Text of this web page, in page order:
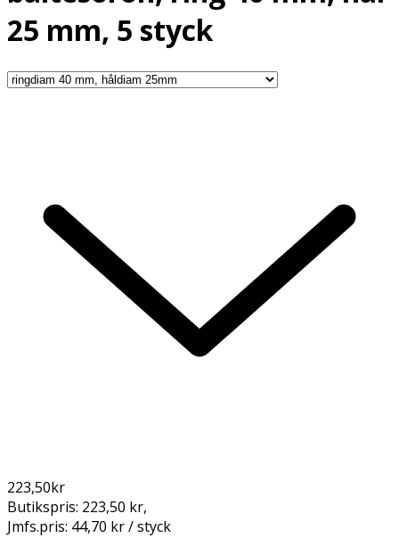
25 mm, 5 styck
223,50kr
Butikspris: 223,50 kr,
Jmfs.pris: 44,70 kr / styck